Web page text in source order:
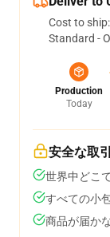
Cost to ship:
Standard -
Production
Today
安全な取引
世界中どこ
すべての小
商品が届か